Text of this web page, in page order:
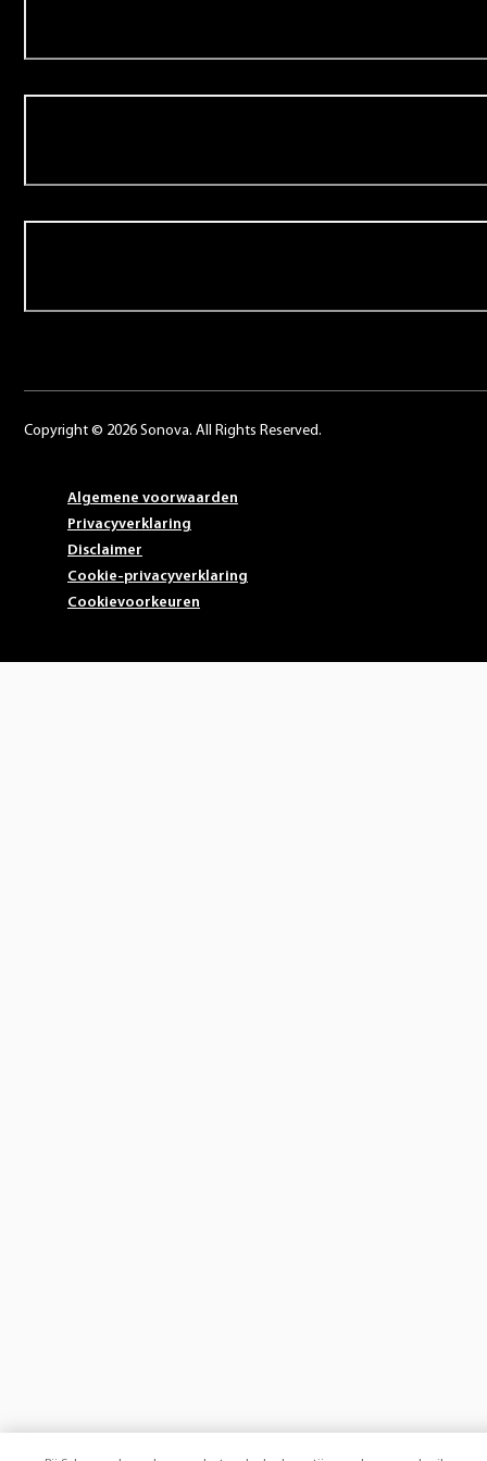
Copyright © 2026 Sonova. All Rights Reserved.
Algemene voorwaarden
Privacyverklaring
Disclaimer
Cookie-privacyverklaring
Cookievoorkeuren